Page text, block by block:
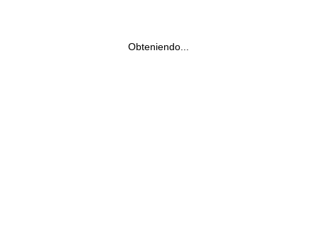
Obteniendo...